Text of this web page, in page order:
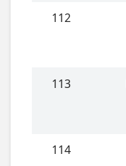
112
113
114